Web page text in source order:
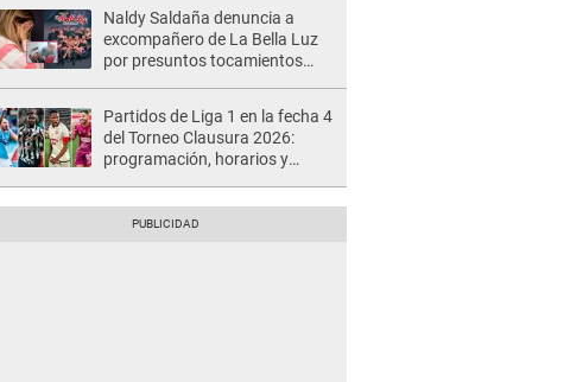
Naldy Saldaña denuncia a
excompañero de La Bella Luz
por presuntos tocamientos
Partidos de Liga 1 en la fecha 4
del Torneo Clausura 2026:
programación, horarios y